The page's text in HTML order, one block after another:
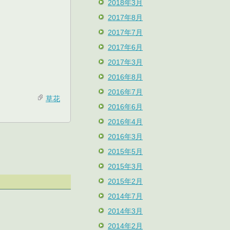
草花
2018年3月
2017年8月
2017年7月
2017年6月
2017年3月
2016年8月
2016年7月
2016年6月
2016年4月
2016年3月
2015年5月
2015年3月
2015年2月
2014年7月
2014年3月
2014年2月